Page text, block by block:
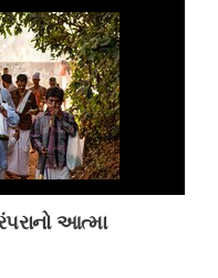
આત્મા